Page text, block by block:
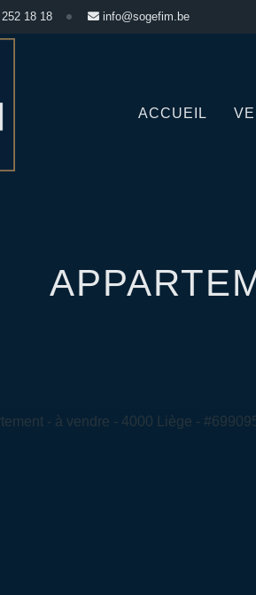
18 18 info@sogefim.be
ACCUEIL